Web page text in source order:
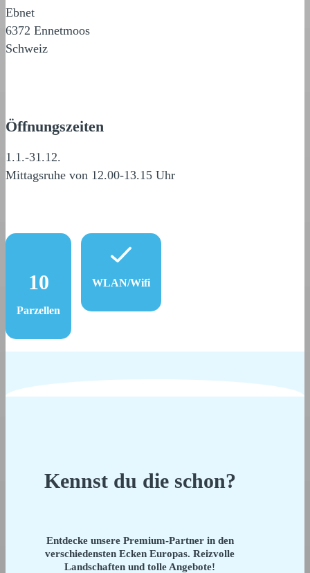
Ebnet
6372 Ennetmoos
Schweiz
Öffnungszeiten
1.1.-31.12.
Mittagsruhe von 12.00-13.15 Uhr
10
Parzellen
WLAN/Wifi
Kennst du die schon?
Entdecke unsere Premium-Partner in den
verschiedensten Ecken Europas. Reizvolle
Landschaften und tolle Angebote!